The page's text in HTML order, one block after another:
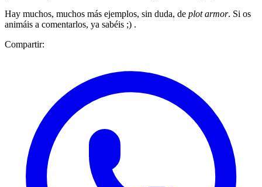
Hay muchos, muchos más ejemplos, sin duda, de plot armor. Si os
animáis a comentarlos, ya sabéis ;) .
Compartir: